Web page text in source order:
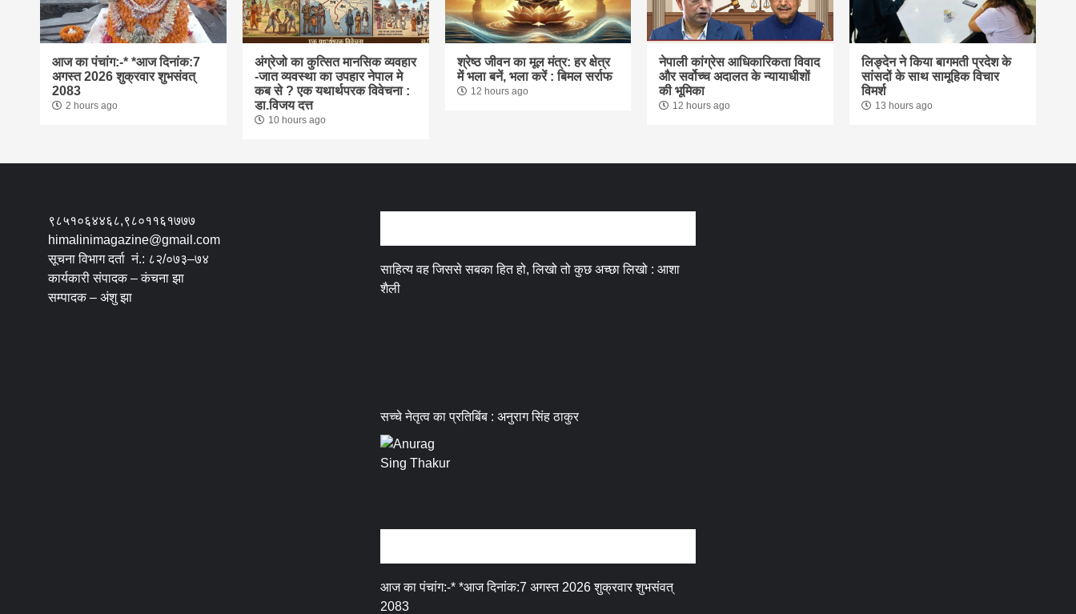
आज का पंचांग:-* *आज दिनांक:7
अगस्त 2026 शुक्रवार शुभसंवत्
2083
2 hours ago
अंग्रेजो का कुत्सित मानसिक व्यवहार
-जात व्यवस्था का उपहार नेपाल मे
कब से ? एक यथार्थपरक विवेचना :
डा.विजय दत्त
10 hours ago
श्रेष्ठ जीवन का मूल मंत्र: हर क्षेत्र
में भला बनें, भला करें : बिमल सर्राफ
12 hours ago
नेपाली कांग्रेस आधिकारिकता विवाद
और सर्वोच्च अदालत के न्यायाधीशों
की भूमिका
12 hours ago
लिङ्देन ने किया बागमती प्रदेश के
सांसदों के साथ सामूहिक विचार
विमर्श
13 hours ago
९८५१०६४४६८,९८०११६१७७७
himalinimagazine@gmail.com
सूचना विभाग दर्ता नं.: ८२/०७३–७४
कार्यकारी संपादक – कंचना झा
सम्पादक – अंशु झा
साहित्य वह जिससे सबका हित हो, लिखो तो कुछ अच्छा लिखो : आशा
शैली
सच्चे नेतृत्व का प्रतिबिंब : अनुराग सिंह ठाकुर
आज का पंचांग:-* *आज दिनांक:7 अगस्त 2026 शुक्रवार शुभसंवत्
2083